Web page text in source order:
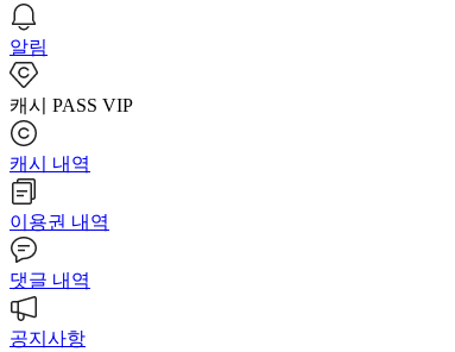
알림
캐시 PASS VIP
캐시 내역
이용권 내역
댓글 내역
공지사항